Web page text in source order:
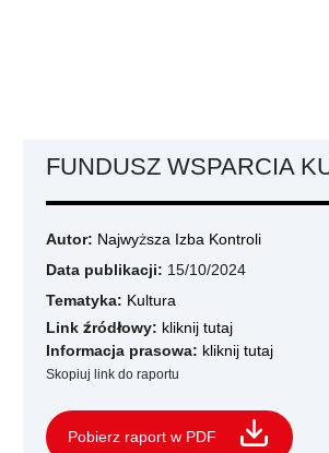
FUNDUSZ WSPARCIA
Autor: Najwyższa Izba Kontroli
Data publikacji: 15/10/2024
Tematyka: Kultura
Link źródłowy: kliknij tutaj
Informacja prasowa: kliknij tutaj
Skopiuj link do raportu
Pobierz raport w PDF